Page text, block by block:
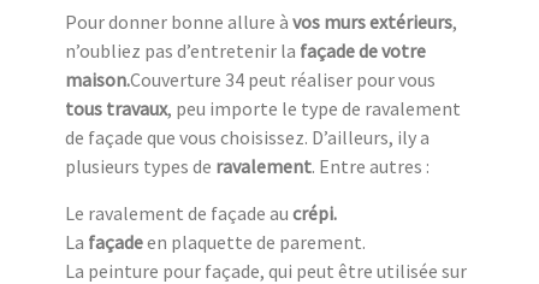
Pour donner bonne allure à vos murs extérieurs,
n’oubliez pas d’entretenir la façade de votre
maison.Couverture 34 peut réaliser pour vous
tous travaux, peu importe le type de ravalement
de façade que vous choisissez. D’ailleurs, ily a
plusieurs types de ravalement. Entre autres :
Le ravalement de façade au crépi.
La façadeen plaquette de parement.
La peinture pour façade, qui peut être utilisée sur